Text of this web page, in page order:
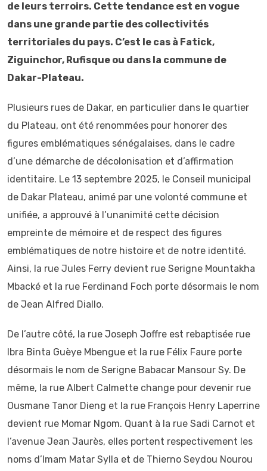
de leurs terroirs. Cette tendance est en vogue
dans une grande partie des collectivités
territoriales du pays. C’est le cas à Fatick,
Ziguinchor, Rufisque ou dans la commune de
Dakar-Plateau.
Plusieurs rues de Dakar, en particulier dans le quartier
du Plateau, ont été renommées pour honorer des
figures emblématiques sénégalaises, dans le cadre
d’une démarche de décolonisation et d’affirmation
identitaire. Le 13 septembre 2025, le Conseil municipal
de Dakar Plateau, animé par une volonté commune et
unifiée, a approuvé à l’unanimité cette décision
empreinte de mémoire et de respect des figures
emblématiques de notre histoire et de notre identité.
Ainsi, la rue Jules Ferry devient rue Serigne Mountakha
Mbacké et la rue Ferdinand Foch porte désormais le nom
de Jean Alfred Diallo.
De l’autre côté, la rue Joseph Joffre est rebaptisée rue
Ibra Binta Guèye Mbengue et la rue Félix Faure porte
désormais le nom de Serigne Babacar Mansour Sy. De
même, la rue Albert Calmette change pour devenir rue
Ousmane Tanor Dieng et la rue François Henry Laperrine
devient rue Momar Ngom. Quant à la rue Sadi Carnot et
l’avenue Jean Jaurès, elles portent respectivement les
noms d’Imam Matar Sylla et de Thierno Seydou Nourou